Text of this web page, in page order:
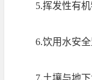
5.挥发性有机
6.饮用水安全
7.土壤与地下